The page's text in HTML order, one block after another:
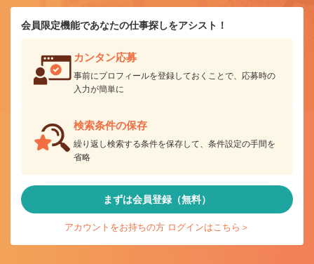
会員限定機能であなたの仕事探しをアシスト！
カンタン応募
事前にプロフィールを登録しておくことで、応募時の
入力が簡単に
検索条件の保存
繰り返し検索する条件を保存して、条件設定の手間を
省略
まずは会員登録（無料）
アカウントをお持ちの方 ログインはこちら＞